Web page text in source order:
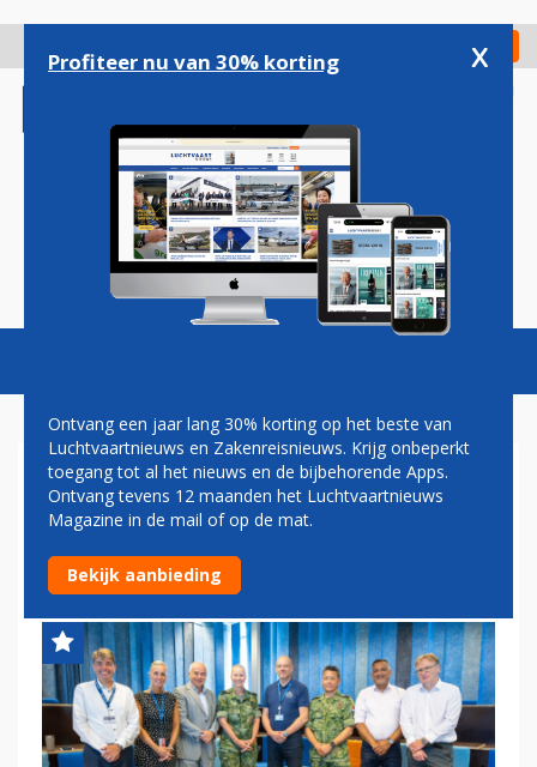
gaan
Check in
Magazine Podcasts Vacatures
NA PILOTEN LEVERT KLM
OOK MONTEURS AAN DE
KONINKLIJKE LUCHTMACHT
Profiteer nu van 30% korting x
Ontvang een jaar lang 30% korting op het beste van
Luchtvaartnieuws en Zakenreisnieuws. Krijg onbeperkt
toegang tot al het nieuws en de bijbehorende Apps.
Ontvang tevens 12 maanden het Luchtvaartnieuws
Magazine in de mail of op de mat.
Bekijk aanbieding